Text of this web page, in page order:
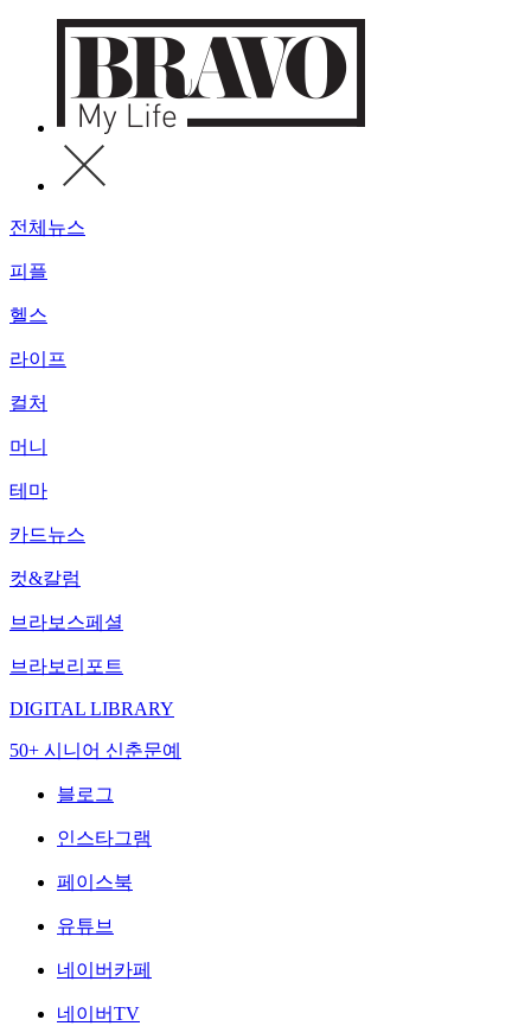
전체뉴스
피플
헬스
라이프
컬처
머니
테마
카드뉴스
컷&칼럼
브라보스페셜
브라보리포트
DIGITAL LIBRARY
50+ 시니어 신춘문예
블로그
인스타그램
페이스북
유튜브
네이버카페
네이버TV